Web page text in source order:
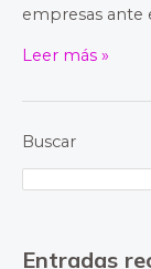
empresas ante
Leer más »
Buscar
Entradas